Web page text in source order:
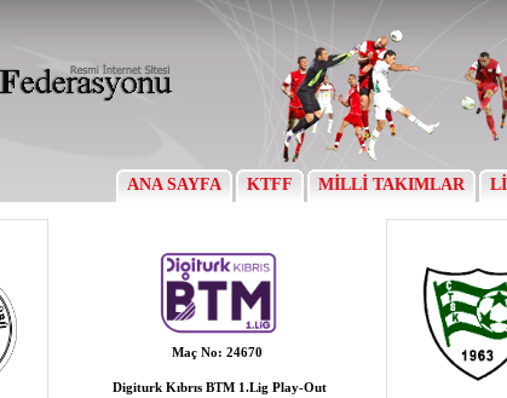
ANA SAYFA KTFF MİLLİ TAKIMLAR
Maç No: 24670
Digiturk Kıbrıs BTM 1.Lig Play-Out